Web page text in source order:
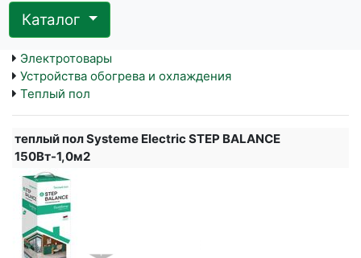
Каталог
Электротовары
Устройства обогрева и охлаждения
Теплый пол
теплый пол Systeme Electric STEP BALANCE
150Вт-1,0м2